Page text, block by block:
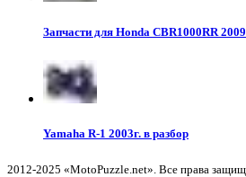
Запчасти для Honda CBR1000RR
Yamaha R-1 2003г. в разбор
2012-2025 «MotoPuzzle.net». Все права